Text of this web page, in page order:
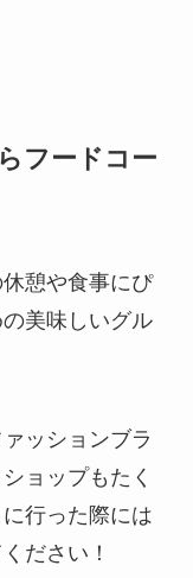
フードコー
憩や食事にぴ
美味しいグル
ッションブラ
ョップもたく
行った際には
ださい！